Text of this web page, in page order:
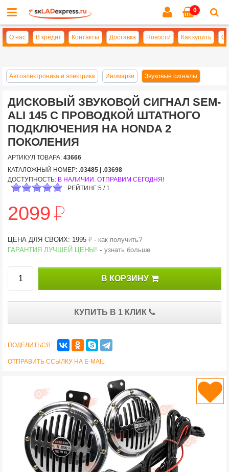
0
О нас В кредит Контакты Доставка Новости Как купить
Автоэлектроника и электрика Иномарки Звуковые сигналы
ДИСКОВЫЙ ЗВУКОВОЙ СИГНАЛ SEM-
ALI 145 C ПРОВОДКОЙ ШТАТНОГО
ПОДКЛЮЧЕНИЯ НА HONDA 2
ПОКОЛЕНИЯ
АРТИКУЛ ТОВАРА: 43666
КАТАЛОЖНЫЙ НОМЕР: .03485 | .03698
ДОСТУПНОСТЬ: В НАЛИЧИИ. ОТПРАВИМ СЕГОДНЯ!
РЕЙТИНГ:5 / 1
2099й
ЦЕНА ДЛЯ СВОИХ: 1995 й - как получить?
ГАРАНТИЯ ЛУЧШЕЙ ЦЕНЫ! - узнать больше
В КОРЗИНУ
КУПИТЬ В 1 КЛИК
ПОДЕЛИТЬСЯ:
ОТПРАВИТЬ ССЫЛКУ НА E-MAIL